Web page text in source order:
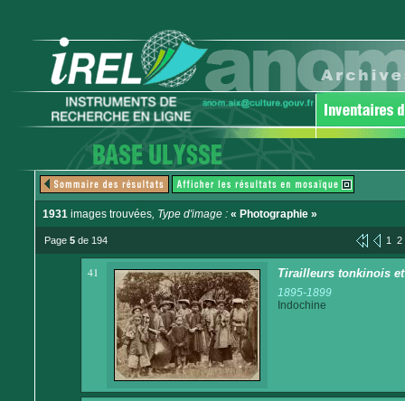
1931 images trouvées, Type d'image : « Photographie »
Page 5 de 194 1 2
41 Tirailleurs tonkinois
1895-1899
Indochine